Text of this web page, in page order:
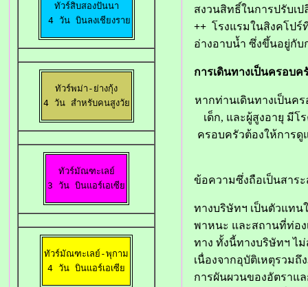
ทัวร์สิบสองปันนา
4 วัน บินลงเชียงราย
ทัวร์พม่า-ย่างกุ้ง
4 วัน สำหรับคนสูงวัย
ทัวร์มัณฑะเลย์
3 วัน บินแอร์เอเซีย
ทัวร์มัณฑะเลย์-พุกาม
4 วัน บินแอร์เอเซีย
สงวนสิทธิ์ในการปรับเป
++ โรงแรมในสิงคโปร์
อ่างอาบน้ำ ซึ่งขึ้นอยู่กั
การเดินทางเป็นครอบค
หากท่านเดินทางเป็นค
เด็ก, และผู้สูงอายุ มีโ
ครอบครัวต้องให้การ
ข้อความซึ่งถือเป็นสาร
ทางบริษัทฯ เป็นตัวแท
พาหนะ และสถานที่ท่อง
ทาง ทั้งนี้ทางบริษัทฯ ไ
เนื่องจากอุบัติเหตุรวม
การผันผวนของอัตราแล